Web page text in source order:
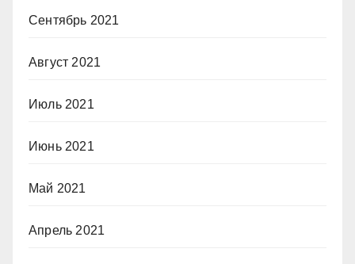
Сентябрь 2021
Август 2021
Июль 2021
Июнь 2021
Май 2021
Апрель 2021